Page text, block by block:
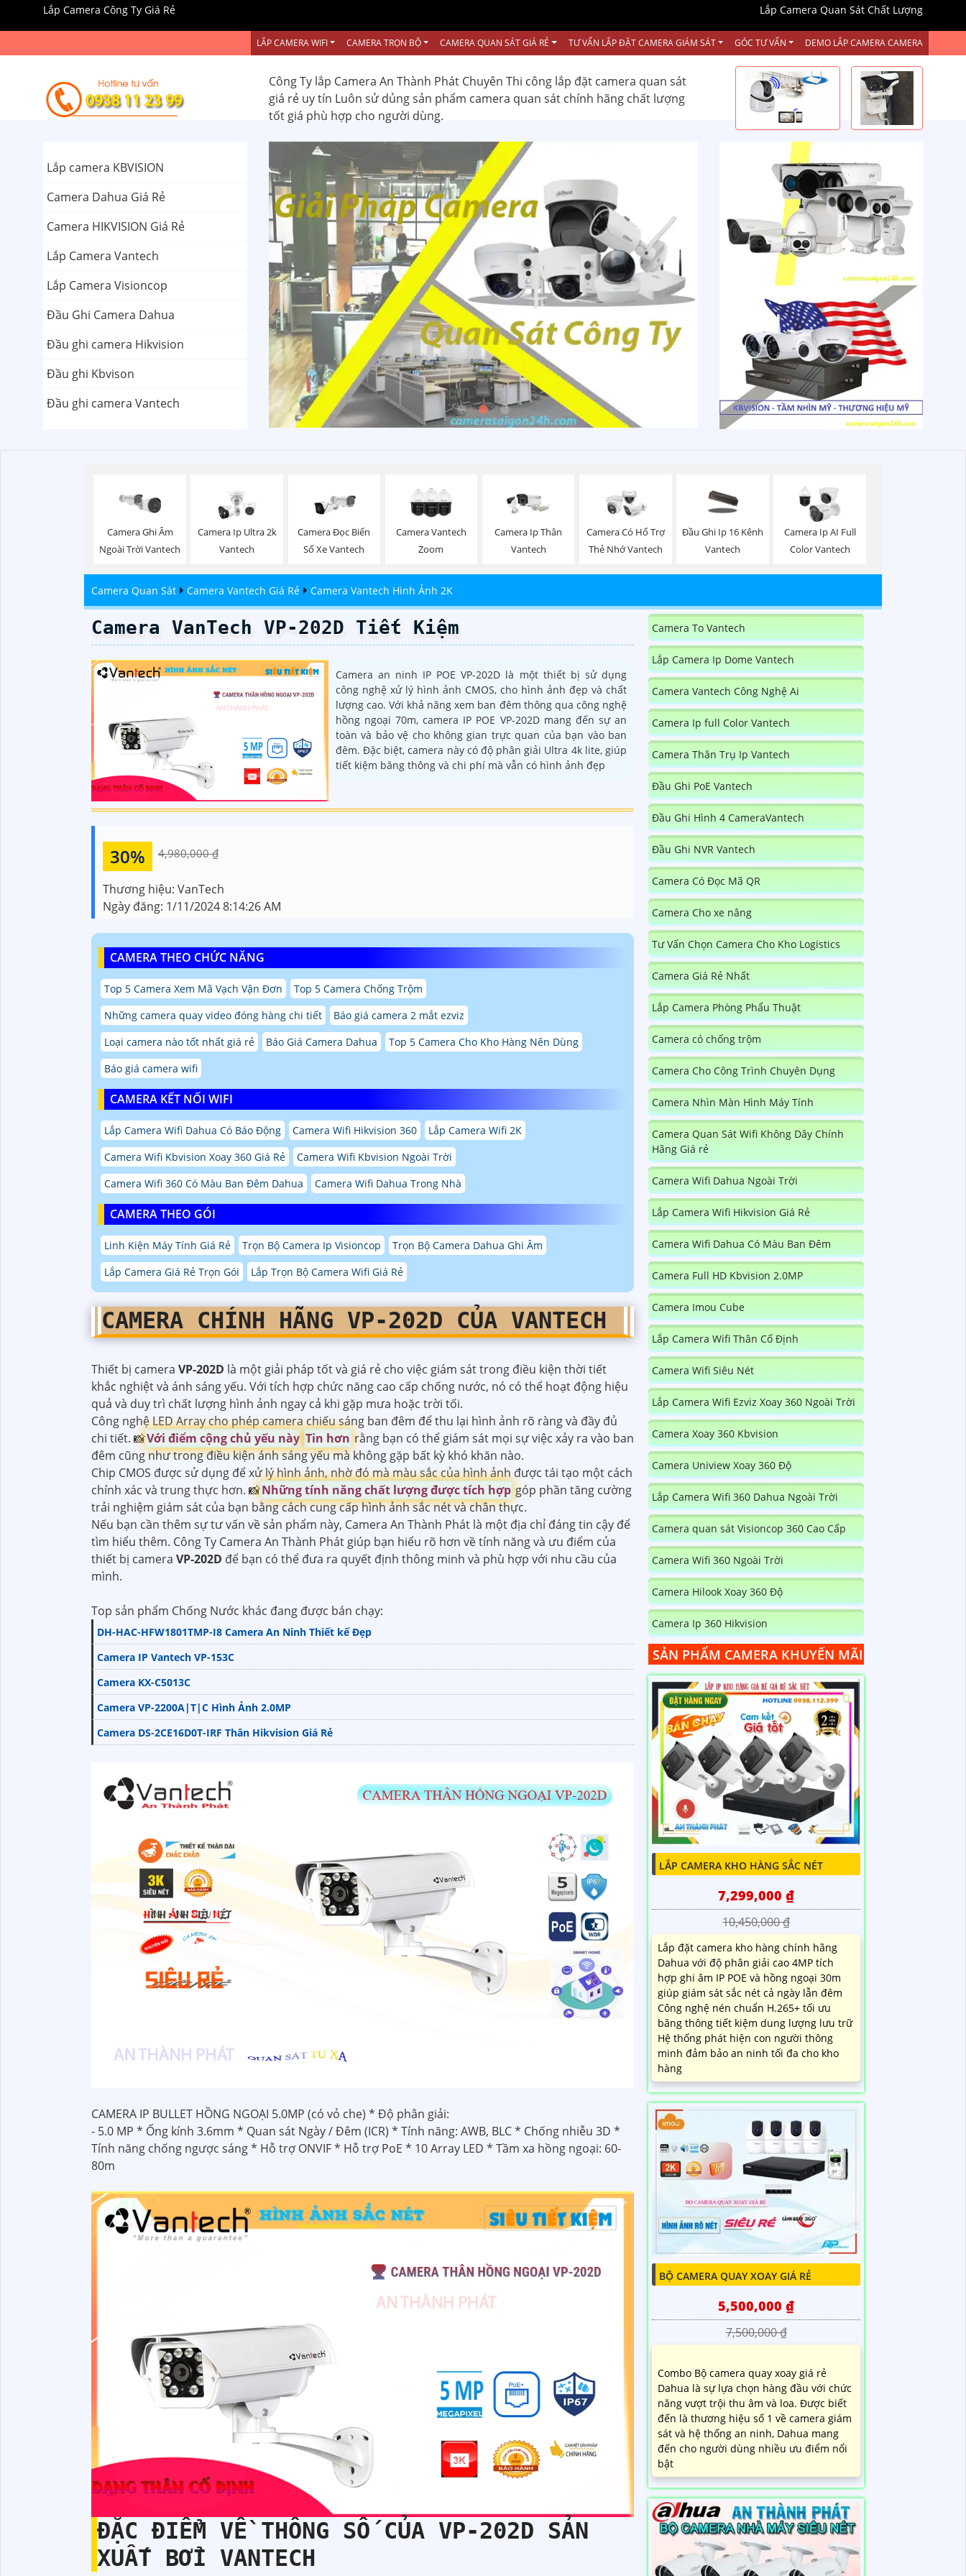
Lắp Camera Công Ty Giá Rẻ Lắp Camera Quan Sát Chất Lượng
LẮP CAMERA WIFI CAMERA TRỌN BỘ CAMERA QUAN SÁT GIÁ RẺ TƯ VẤN LẮP ĐẶT CAMERA GIÁM SÁT GÓC TƯ VẤN DEMO LẮP CAMERA CAMERA
Công Ty lắp Camera An Thành Phát Chuyên Thi công lắp đặt camera quan sát
giá rẻ uy tín Luôn sử dủng sản phẩm camera quan sát chính hãng chất lượng
tốt giá phù hợp cho người dùng.
Lắp camera KBVISION
Camera Dahua Giá Rẻ
Camera HIKVISION Giá Rẻ
Lắp Camera Vantech
Lắp Camera Visioncop
Đầu Ghi Camera Dahua
Đầu ghi camera Hikvision
Đầu ghi Kbvison
Đầu ghi camera Vantech
Camera Ghi Âm
Ngoài Trời Vantech
Camera Ip Ultra 2k
Vantech
Camera Đọc Biển
Số Xe Vantech
Camera Vantech
Zoom
Camera Ip Thân
Vantech
Camera Có Hổ Trợ
Thẻ Nhớ Vantech
Đầu Ghi Ip 16 Kênh
Vantech
Camera Ip AI Full
Color Vantech
Camera Quan Sát Camera Vantech Giá Rẻ Camera Vantech Hình Ảnh 2K
Camera VanTech VP-202D Tiết Kiệm
Camera an ninh IP POE VP-202D là một thiết bị sử dụng
công nghệ xử lý hình ảnh CMOS, cho hình ảnh đẹp và chất
lượng cao. Với khả năng xem ban đêm thông qua công nghệ
hồng ngoại 70m, camera IP POE VP-202D mang đến sự an
toàn và bảo vệ cho không gian trực quan của bạn vào ban
đêm. Đặc biệt, camera này có độ phân giải Ultra 4k lite, giúp
tiết kiệm băng thông và chi phí mà vẫn có hình ảnh đẹp
30% 4,980,000 ₫
Thương hiệu: VanTech
Ngày đăng: 1/11/2024 8:14:26 AM
CAMERA THEO CHỨC NĂNG
Top 5 Camera Xem Mã Vạch Vận Đơn
Top 5 Camera Chống Trộm
Những camera quay video đóng hàng chi tiết
Báo giá camera 2 mắt ezviz
Loại camera nào tốt nhất giá rẻ
Báo Giá Camera Dahua
Top 5 Camera Cho Kho Hàng Nên Dùng
Báo giá camera wifi
CAMERA KẾT NỐI WIFI
Lắp Camera Wifi Dahua Có Báo Động Camera Wifi Hikvision 360
Lắp Camera Wifi 2K
Camera Wifi Kbvision Xoay 360 Giá Rẻ
Camera Wifi Kbvision Ngoài Trời
Camera Wifi 360 Có Màu Ban Đêm Dahua
Camera Wifi Dahua Trong Nhà
CAMERA THEO GÓI
Linh Kiện Máy Tính Giá Rẻ Trọn Bộ Camera Ip Visioncop
Trọn Bộ Camera Dahua Ghi Âm
Lắp Camera Giá Rẻ Trọn Gói
Lắp Trọn Bộ Camera Wifi Giá Rẻ
CAMERA CHÍNH HÃNG VP-202D CỦA VANTECH
Thiết bị camera VP-202D là một giải pháp tốt và giá rẻ cho việc giám sát trong điều kiện thời tiết
khắc nghiệt và ánh sáng yếu. Với tích hợp chức năng cao cấp chống nước, nó có thể hoạt động hiệu
quả và duy trì chất lượng hình ảnh ngay cả khi gặp mưa hoặc trời tối.
Công nghệ LED Array cho phép camera chiếu sáng ban đêm để thu lại hình ảnh rõ ràng và đầy đủ
chi tiết. 📸Với điểm cộng chủ yếu này Tin hơn rằng bạn có thể giám sát mọi sự việc xảy ra vào ban
đêm cũng như trong điều kiện ánh sáng yếu mà không gặp bất kỳ khó khăn nào.
Chip CMOS được sử dụng để xử lý hình ảnh, nhờ đó mà màu sắc của hình ảnh được tái tạo một cách
chính xác và trung thực hơn. 📸Những tính năng chất lượng được tích hợp góp phần tăng cường
trải nghiệm giám sát của bạn bằng cách cung cấp hình ảnh sắc nét và chân thực.
Nếu bạn cần thêm sự tư vấn về sản phẩm này, Camera An Thành Phát là một địa chỉ đáng tin cậy để
tìm hiểu thêm. Công Ty Camera An Thành Phát giúp bạn hiểu rõ hơn về tính năng và ưu điểm của
thiết bị camera VP-202D để bạn có thể đưa ra quyết định thông minh và phù hợp với nhu cầu của
mình.
Top sản phẩm Chống Nước khác đang được bán chạy:
DH-HAC-HFW1801TMP-I8 Camera An Ninh Thiết kế Đẹp
Camera IP Vantech VP-153C
Camera KX-C5013C
Camera VP-2200A|T|C Hình Ảnh 2.0MP
Camera DS-2CE16D0T-IRF Thân Hikvision Giá Rẻ
CAMERA IP BULLET HỒNG NGOẠI 5.0MP (có vỏ che) * Độ phân giải:
- 5.0 MP * Ống kính 3.6mm * Quan sát Ngày / Đêm (ICR) * Tính năng: AWB, BLC * Chống nhiễu 3D *
Tính năng chống ngược sáng * Hỗ trợ ONVIF * Hỗ trợ PoE * 10 Array LED * Tầm xa hồng ngoại: 60-
80m
ĐẶC ĐIỂM VỀ THÔNG SỐ CỦA VP-202D SẢN
XUẤT BỞI VANTECH
Camera To Vantech
Lắp Camera Ip Dome Vantech
Camera Vantech Công Nghệ Ai
Camera Ip full Color Vantech
Camera Thân Trụ Ip Vantech
Đầu Ghi PoE Vantech
Đầu Ghi Hình 4 CameraVantech
Đầu Ghi NVR Vantech
Camera Có Đọc Mã QR
Camera Cho xe nâng
Tư Vấn Chọn Camera Cho Kho Logistics
Camera Giá Rẻ Nhất
Lắp Camera Phòng Phẩu Thuật
Camera có chống trộm
Camera Cho Công Trình Chuyên Dụng
Camera Nhìn Màn Hình Máy Tính
Camera Quan Sát Wifi Không Dây Chính
Hãng Giá rẻ
Camera Wifi Dahua Ngoài Trời
Lắp Camera Wifi Hikvision Giá Rẻ
Camera Wifi Dahua Có Màu Ban Đêm
Camera Full HD Kbvision 2.0MP
Camera Imou Cube
Lắp Camera Wifi Thân Cố Định
Camera Wifi Siêu Nét
Lắp Camera Wifi Ezviz Xoay 360 Ngoài Trời
Camera Xoay 360 Kbvision
Camera Uniview Xoay 360 Độ
Lắp Camera Wifi 360 Dahua Ngoài Trời
Camera quan sát Visioncop 360 Cao Cấp
Camera Wifi 360 Ngoài Trời
Camera Hilook Xoay 360 Độ
Camera Ip 360 Hikvision
SẢN PHẨM CAMERA KHUYẾN MÃI
LẮP CAMERA KHO HÀNG SẮC NÉT
7,299,000 ₫
10,450,000 ₫
Lắp đặt camera kho hàng chính hãng
Dahua với độ phân giải cao 4MP tích
hợp ghi âm IP POE và hồng ngoại 30m
giúp giám sát sắc nét cả ngày lẫn đêm
Công nghệ nén chuẩn H.265+ tối ưu
băng thông tiết kiệm dung lượng lưu trữ
Hệ thống phát hiện con người thông
minh đảm bảo an ninh tối đa cho kho
hàng
BỘ CAMERA QUAY XOAY GIÁ RẺ
5,500,000 ₫
7,500,000 ₫
Combo Bộ camera quay xoay giá rẻ
Dahua là sự lựa chọn hàng đầu với chức
năng vượt trội thu âm và loa. Được biết
đến là thương hiệu số 1 về camera giám
sát và hệ thống an ninh, Dahua mang
đến cho người dùng nhiều ưu điểm nổi
bật